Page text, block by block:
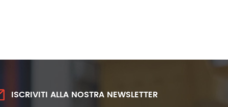
ISCRIVITI ALLA NOSTRA NEWSLETTER